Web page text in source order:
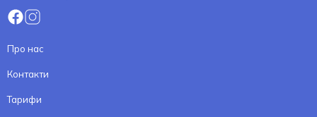
Про нас
Контакти
Тарифи